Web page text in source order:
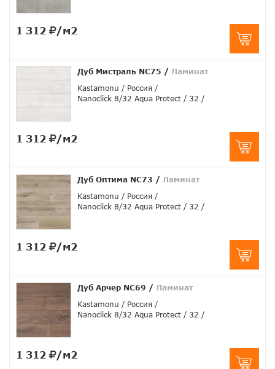
1 312 /м2
Дуб Мистраль NC75 / Ламинат
Kastamonu
Россия
Nanoclick 8/32 Aqua Protect
32
1 312 /м2
Дуб Оптима NC73 / Ламинат
Kastamonu
Россия
Nanoclick 8/32 Aqua Protect
32
1 312 /м2
Дуб Арчер NC69 / Ламинат
Kastamonu
Россия
Nanoclick 8/32 Aqua Protect
32
1 312 /м2